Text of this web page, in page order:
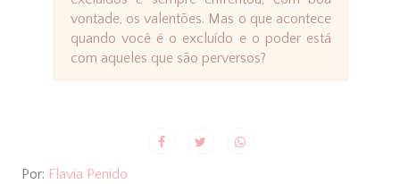
vontade, os valentões. Mas o que acontece
quando você é o excluído e o poder está
com aqueles que são perversos?
Por: Flavia Penido